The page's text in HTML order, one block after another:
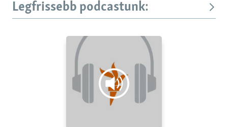
Legfrissebb podcastunk: